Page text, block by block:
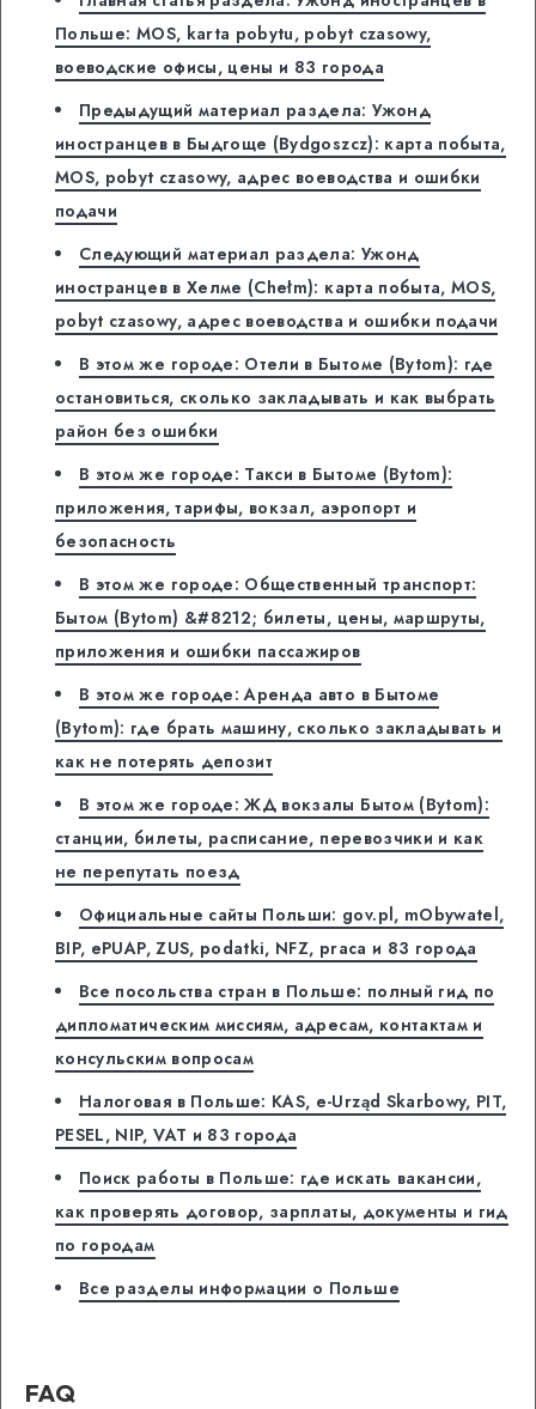
Польше: MOS, karta pobytu, pobyt czasowy,
воеводские офисы, цены и 83 города
Предыдущий материал раздела: Ужонд
иностранцев в Быдгоще (Bydgoszcz): карта побыта,
MOS, pobyt czasowy, адрес воеводства и ошибки
подачи
Следующий материал раздела: Ужонд
иностранцев в Хелме (Chełm): карта побыта, MOS,
pobyt czasowy, адрес воеводства и ошибки подачи
В этом же городе: Отели в Бытоме (Bytom): где
остановиться, сколько закладывать и как выбрать
район без ошибки
В этом же городе: Такси в Бытоме (Bytom):
приложения, тарифы, вокзал, аэропорт и
безопасность
В этом же городе: Общественный транспорт:
Бытом (Bytom) &#8212; билеты, цены, маршруты,
приложения и ошибки пассажиров
В этом же городе: Аренда авто в Бытоме
(Bytom): где брать машину, сколько закладывать и
как не потерять депозит
В этом же городе: ЖД вокзалы Бытом (Bytom):
станции, билеты, расписание, перевозчики и как
не перепутать поезд
Официальные сайты Польши: gov.pl, mObywatel,
BIP, ePUAP, ZUS, podatki, NFZ, praca и 83 города
Все посольства стран в Польше: полный гид по
дипломатическим миссиям, адресам, контактам и
консульским вопросам
Налоговая в Польше: KAS, e-Urząd Skarbowy, PIT,
PESEL, NIP, VAT и 83 города
Поиск работы в Польше: где искать вакансии,
как проверять договор, зарплаты, документы и гид
по городам
Все разделы информации о Польше
FAQ